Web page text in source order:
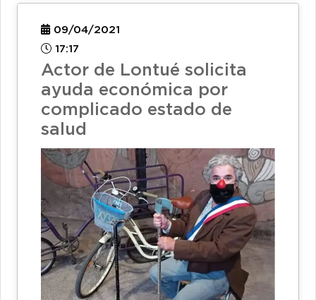
09/04/2021
17:17
Actor de Lontué solicita
ayuda económica por
complicado estado de
salud